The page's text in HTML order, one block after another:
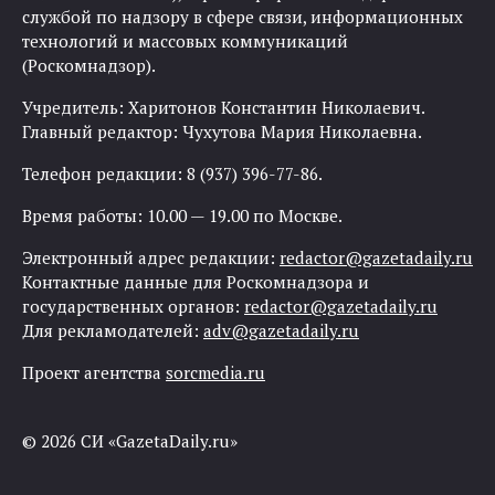
службой по надзору в сфере связи, информационных
технологий и массовых коммуникаций
(Роскомнадзор).
Учредитель: Харитонов Константин Николаевич.
Главный редактор: Чухутова Мария Николаевна.
Телефон редакции: 8 (937) 396-77-86.
Время работы: 10.00 — 19.00 по Москве.
Электронный адрес редакции: redactor@gazetadaily.ru
Контактные данные для Роскомнадзора и
государственных органов: redactor@gazetadaily.ru
Для рекламодателей: adv@gazetadaily.ru
Проект агентства sorcmedia.ru
© 2026 СИ «GazetaDaily.ru»